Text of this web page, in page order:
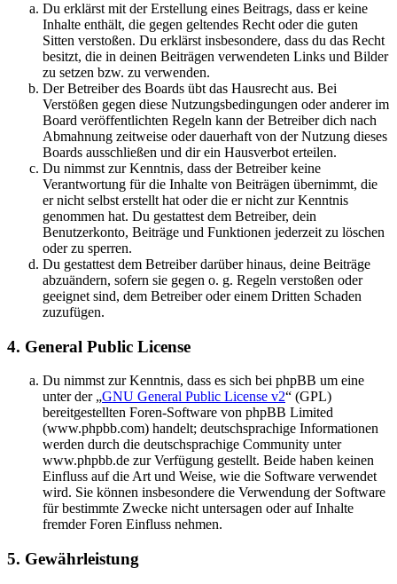
Du erklärst mit der Erstellung eines Beitrags, dass er keine
Inhalte enthält, die gegen geltendes Recht oder die guten
Sitten verstoßen. Du erklärst insbesondere, dass du das Recht
besitzt, die in deinen Beiträgen verwendeten Links und Bilder
zu setzen bzw. zu verwenden.
Der Betreiber des Boards übt das Hausrecht aus. Bei
Verstößen gegen diese Nutzungsbedingungen oder anderer im
Board veröffentlichten Regeln kann der Betreiber dich nach
Abmahnung zeitweise oder dauerhaft von der Nutzung dieses
Boards ausschließen und dir ein Hausverbot erteilen.
Du nimmst zur Kenntnis, dass der Betreiber keine
Verantwortung für die Inhalte von Beiträgen übernimmt, die
er nicht selbst erstellt hat oder die er nicht zur Kenntnis
genommen hat. Du gestattest dem Betreiber, dein
Benutzerkonto, Beiträge und Funktionen jederzeit zu löschen
oder zu sperren.
Du gestattest dem Betreiber darüber hinaus, deine Beiträge
abzuändern, sofern sie gegen o. g. Regeln verstoßen oder
geeignet sind, dem Betreiber oder einem Dritten Schaden
zuzufügen.
4. General Public License
Du nimmst zur Kenntnis, dass es sich bei phpBB um eine
unter der „GNU General Public License v2“ (GPL)
bereitgestellten Foren-Software von phpBB Limited
(www.phpbb.com) handelt; deutschsprachige Informationen
werden durch die deutschsprachige Community unter
www.phpbb.de zur Verfügung gestellt. Beide haben keinen
Einfluss auf die Art und Weise, wie die Software verwendet
wird. Sie können insbesondere die Verwendung der Software
für bestimmte Zwecke nicht untersagen oder auf Inhalte
fremder Foren Einfluss nehmen.
5. Gewährleistung